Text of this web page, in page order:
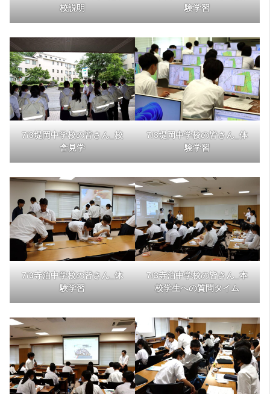
校説明
験学習
7/3堤岡中学校の皆さん_校
舎見学
7/3堤岡中学校の皆さん_体
験学習
7/3寺泊中学校の皆さん_体
験学習
7/3寺泊中学校の皆さん_本
校学生への質問タイム